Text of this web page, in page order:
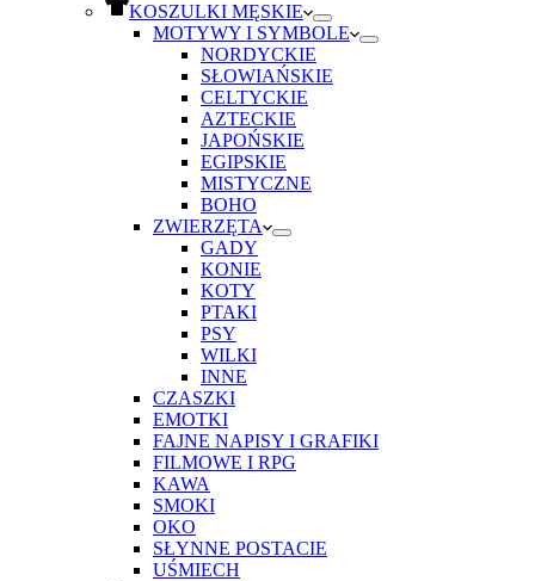
KOSZULKI MĘSKIE
MOTYWY I SYMBOLE
NORDYCKIE
SŁOWIAŃSKIE
CELTYCKIE
AZTECKIE
JAPOŃSKIE
EGIPSKIE
MISTYCZNE
BOHO
ZWIERZĘTA
GADY
KONIE
KOTY
PTAKI
PSY
WILKI
INNE
CZASZKI
EMOTKI
FAJNE NAPISY I GRAFIKI
FILMOWE I RPG
KAWA
SMOKI
OKO
SŁYNNE POSTACIE
UŚMIECH